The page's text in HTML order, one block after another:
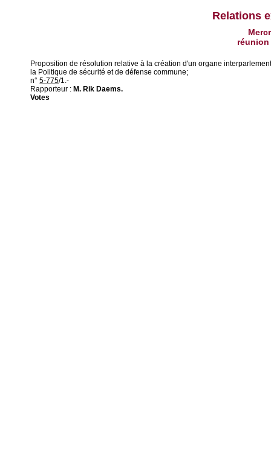
Relations
Proposition de résolution relative à la création d'un organe
la Politique de sécurité et de défense commune;
n°5-775/1.-
Rapporteur : M. Rik Daems.
Votes